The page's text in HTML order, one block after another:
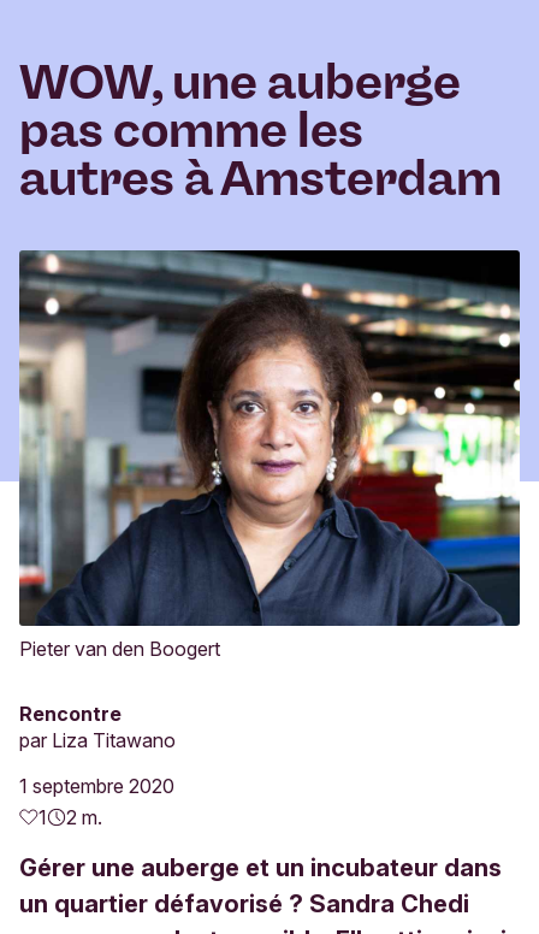
WOW, une auberge
pas comme les
autres à Amsterdam
Pieter van den Boogert
Rencontre
par Liza Titawano
1 septembre 2020
1
2 m.
Gérer une auberge et un incubateur dans
un quartier défavorisé ? Sandra Chedi